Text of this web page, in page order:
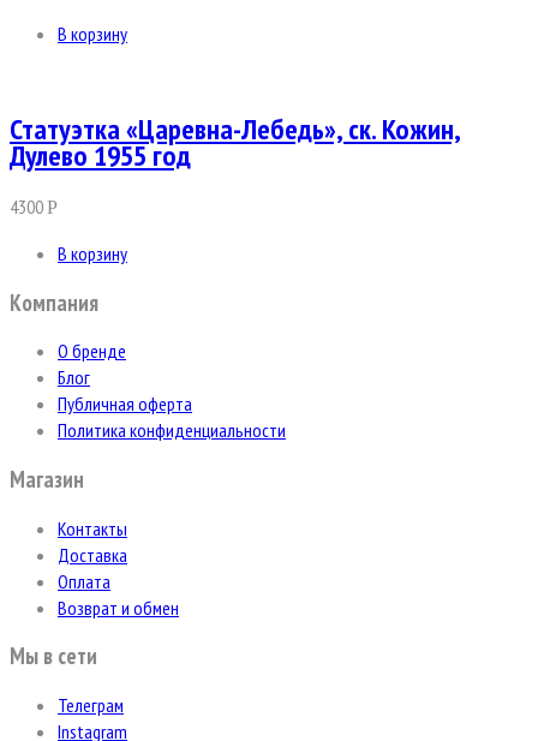
В корзину
Статуэтка «Царевна-Лебедь», ск. Кожин,
Дулево 1955 год
4300Р
В корзину
Компания
О бренде
Блог
Публичная оферта
Политика конфиденциальности
Магазин
Контакты
Доставка
Оплата
Возврат и обмен
Мы в сети
Телеграм
Instagram